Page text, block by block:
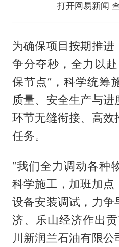
打开网易新闻
为确保项目按期推进
争分夺秒，全力以赴
保节点”，科学统筹
质量、安全生产与
环节无缝衔接、高
任务。
“我们全力调动各种
科学施工，加班加点
设备安装调试，力
济、乐山经济作出
川新润兰石油有限